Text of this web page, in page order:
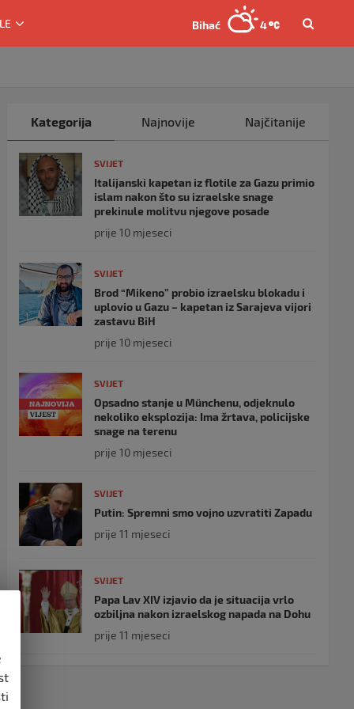
Bihać 4
Kategorija Najnovije Najčitanije
SVIJET
Italijanski kapetan iz flotile za Gazu primio
islam nakon što su izraelske snage
prekinule molitvu njegove posade
prije 10 mjeseci
SVIJET
Brod “Mikeno” probio izraelsku blokadu i
uplovio u Gazu – kapetan iz Sarajeva vijori
zastavu BiH
prije 10 mjeseci
SVIJET
Opsadno stanje u Münchenu, odjeknulo
nekoliko eksplozija: Ima žrtava, policijske
snage na terenu
prije 10 mjeseci
SVIJET
Putin: Spremni smo vojno uzvratiti Zapadu
prije 11 mjeseci
SVIJET
Papa Lav XIV izjavio da je situacija vrlo
ozbiljna nakon izraelskog napada na Dohu
prije 11 mjeseci